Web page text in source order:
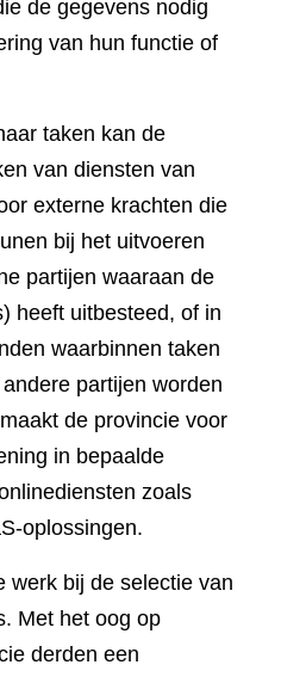
de gegevens nodig
van hun functie of
taken kan de
van diensten van
externe krachten die
bij het uitvoeren
partijen waaraan de
heeft uitbesteed, of in
waarbinnen taken
partijen worden
de provincie voor
in bepaalde
zoals
oplossingen.
werk bij de selectie van
Met het oog op
derden een